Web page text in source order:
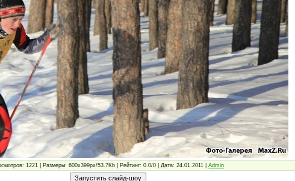
1221 | Размеры: 600x399px/53.7Kb | Рейтинг: 0.0/0 | Дата: 24.01.2011 |Admin